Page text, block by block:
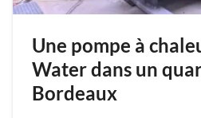
Une pompe à
Water dans un
Bordeaux